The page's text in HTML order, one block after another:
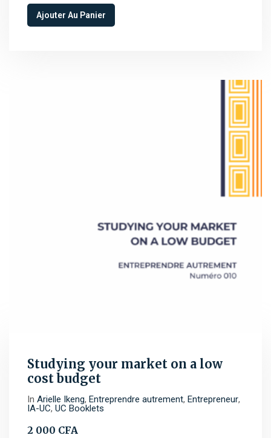
Ajouter Au Panier
Studying your market on a low
cost budget
In Arielle Ikeng, Entreprendre autrement, Entrepreneur,
IA-UC, UC Booklets
2 000 CFA